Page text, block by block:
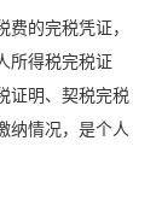
的完税凭证，
所得税完税证
证明、契税完税
纳情况，是个人